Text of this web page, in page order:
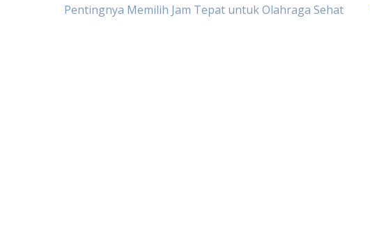
Post
Pentingnya Memilih Jam Tepat untuk Olahraga Sehat